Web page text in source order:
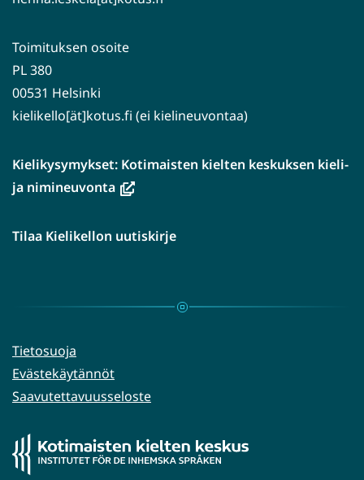
Toimituksen osoite
PL 380
00531 Helsinki
kielikello[ät]kotus.fi (ei kielineuvontaa)
Kielikysymykset: Kotimaisten kielten keskuksen kieli-
ja nimineuvonta(avautuu
ikkunaan,
palveluun)
Tilaa Kielikellon uutiskirje
Tietosuoja
Evästekäytännöt
Saavutettavuusseloste